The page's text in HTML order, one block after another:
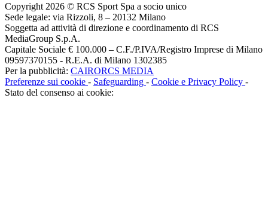
Copyright 2026 © RCS Sport Spa a socio unico
Sede legale: via Rizzoli, 8 – 20132 Milano
Soggetta ad attività di direzione e coordinamento di RCS
MediaGroup S.p.A.
Capitale Sociale € 100.000 – C.F./P.IVA/Registro Imprese di Milano
09597370155 - R.E.A. di Milano 1302385
Per la pubblicità: CAIRORCS MEDIA
Preferenze sui cookie - Safeguarding - Cookie e Privacy Policy -
Stato del consenso ai cookie: